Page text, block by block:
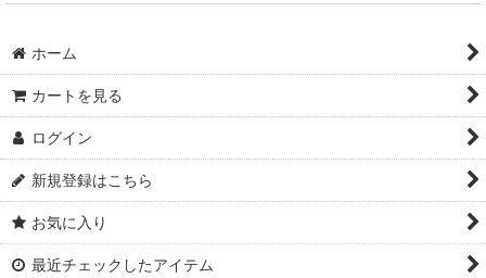
ホーム
カートを見る
ログイン
新規登録はこちら
お気に入り
最近チェックしたアイテム